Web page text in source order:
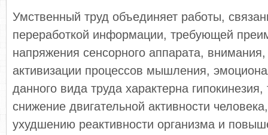
Умственный труд объединяет работы,
переработкой информации, требующей
напряжения сенсорного аппарата,
активизации процессов мышления,
данного вида труда характерна гипокинезия,
снижение двигательной активности
ухудшению реактивности организма и